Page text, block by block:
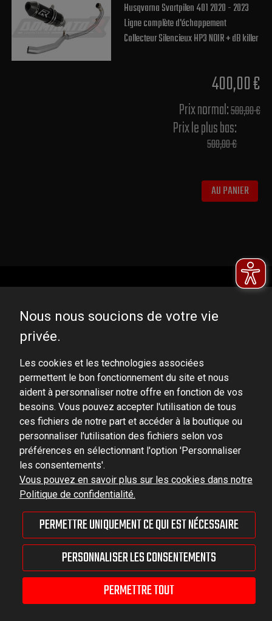
Husqvarna Svartpilen 401 2020 - 2023
Ligne complète d'échappement
Collecteur Silencieux HP3 NOIR + dB killer
400,00 €
Prix normal​:500,00 €
Prix le plus bas:
500,00 €
AU PANIER
DOMINATOR GROUP Sp. z o.o.
Ludowa 59, 43-514 Kaniów, POLAND
VAT ID No.: 6521751083
dominator@dominator.pl
© Copyright 2022 | Dominator Group Sp. z o. o.
AFFICHER LA VERSION COMPLÈTE DU SITE
Nous nous soucions de votre vie
privée.
Les cookies et les technologies associées
permettent le bon fonctionnement du site et nous
aident à personnaliser notre offre en fonction de vos
besoins. Vous pouvez accepter l'utilisation de tous
ces fichiers de notre part et accéder à la boutique ou
personnaliser l'utilisation des fichiers selon vos
préférences en sélectionnant l'option 'Personnaliser
les consentements'.
Vous pouvez en savoir plus sur les cookies dans notre
Politique de confidentialité.
PERMETTRE UNIQUEMENT CE QUI EST NÉCESSAIRE
PERSONNALISER LES CONSENTEMENTS
PERMETTRE TOUT